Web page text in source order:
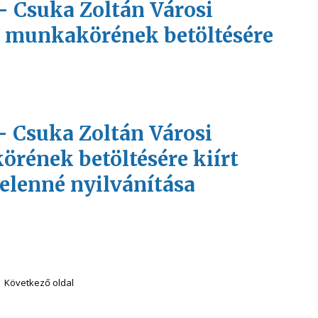
Csuka Zoltán Városi
betöltésére
Csuka Zoltán Városi
betöltésére kiírt
nyilvánítása
Következő oldal